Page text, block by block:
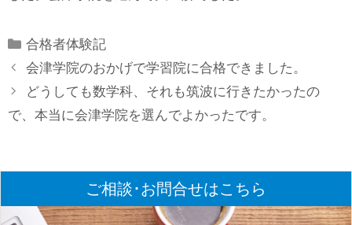
Categories
合格者体験記
会津学院のおかげで学習院に合格できました。
どうしても数学科、それも筑波に行きたかったの
で、本当に会津学院を選んでよかったです。
ご相談･お問合せはこちら